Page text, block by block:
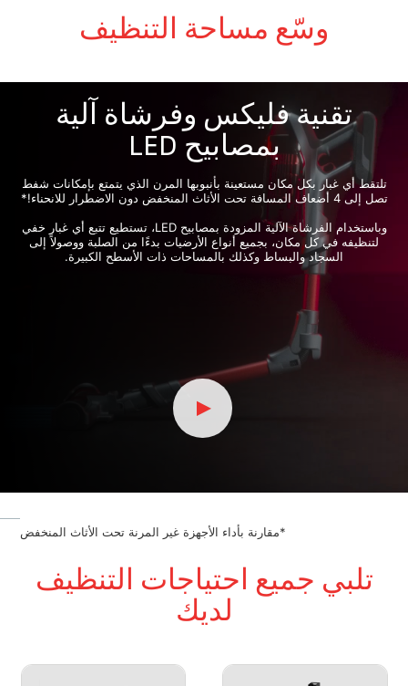
وسّع مساحة التنظيف
تقنية فليكس وفرشاة آلية
بمصابيح LED
تلتقط أي غبار بكل مكان مستعينة بأنبوبها المرن الذي يتمتع بإمكانات شفط
تصل إلى 4 أضعاف المسافة تحت الأثاث المنخفض دون الاضطرار للانحناء!*
وباستخدام الفرشاة الآلية المزودة بمصابيح LED، تستطيع تتبع أي غبار خفي
لتنظيفه في كل مكان، بجميع أنواع الأرضيات بدءًا من الصلبة ووصولاً إلى
السجاد والبساط وكذلك بالمساحات ذات الأسطح الكبيرة.
▲
*مقارنة بأداء الأجهزة غير المرنة تحت الأثاث المنخفض
تلبي جميع احتياجات التنظيف
لديك